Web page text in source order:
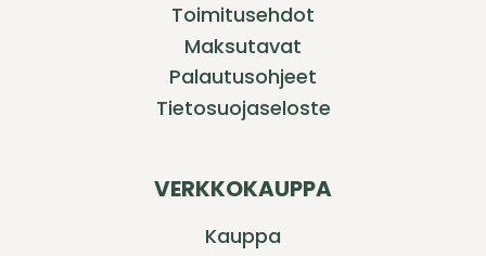
Toimitusehdot
Maksutavat
Palautusohjeet
Tietosuojaseloste
VERKKOKAUPPA
Kauppa